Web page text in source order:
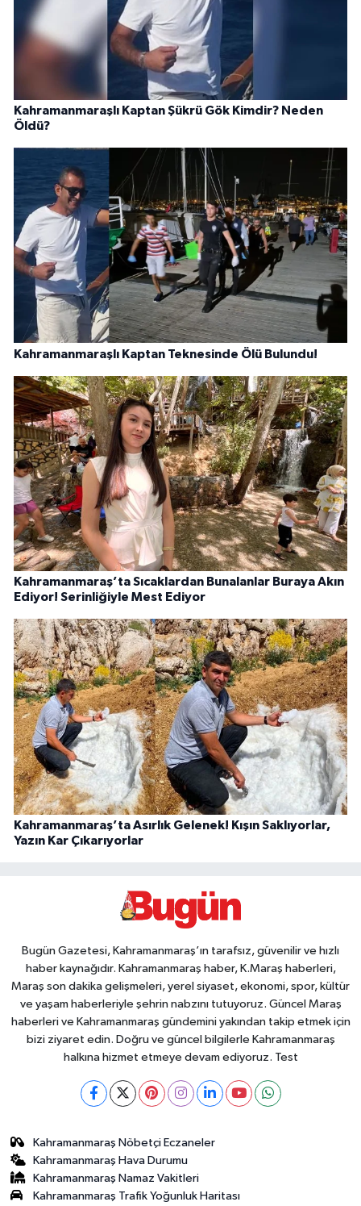
Kahramanmaraşlı Kaptan Şükrü Gök Kimdir? Neden
Öldü?
Kahramanmaraşlı Kaptan Teknesinde Ölü Bulundu!
Kahramanmaraş’ta Sıcaklardan Bunalanlar Buraya Akın
Ediyor! Serinliğiyle Mest Ediyor
Kahramanmaraş’ta Asırlık Gelenek! Kışın Saklıyorlar,
Yazın Kar Çıkarıyorlar
Bugün Gazetesi, Kahramanmaraş’ın tarafsız, güvenilir ve hızlı
haber kaynağıdır. Kahramanmaraş haber, K.Maraş haberleri,
Maraş son dakika gelişmeleri, yerel siyaset, ekonomi, spor, kültür
ve yaşam haberleriyle şehrin nabzını tutuyoruz. Güncel Maraş
haberleri ve Kahramanmaraş gündemini yakından takip etmek için
bizi ziyaret edin. Doğru ve güncel bilgilerle Kahramanmaraş
halkına hizmet etmeye devam ediyoruz. Test
Kahramanmaraş Nöbetçi Eczaneler
Kahramanmaraş Hava Durumu
Kahramanmaraş Namaz Vakitleri
Kahramanmaraş Trafik Yoğunluk Haritası